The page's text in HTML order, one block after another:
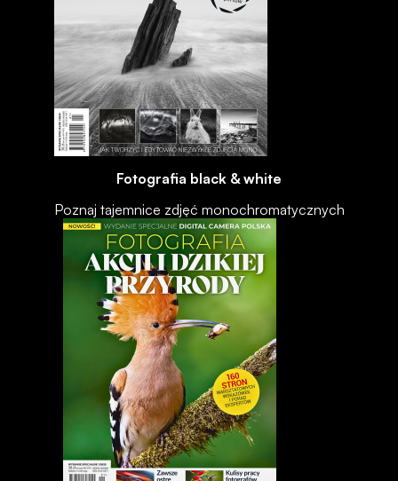
Fotografia black & white
Poznaj tajemnice zdjęć monochromatycznych